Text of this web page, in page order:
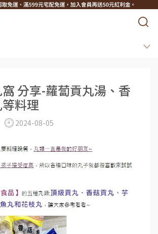
分享-蘿蔔貢丸湯、香
料理
2024-08-05